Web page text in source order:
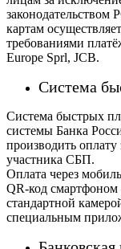
картам
требованиями
Europe Sprl, JCB.
Система
Система быстрых
системы Банка
производить
участника СБП.
Оплата через
QR-код
стандартной
специальным